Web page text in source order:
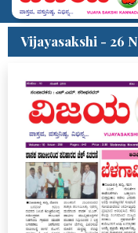
Vijayasakshi - 26